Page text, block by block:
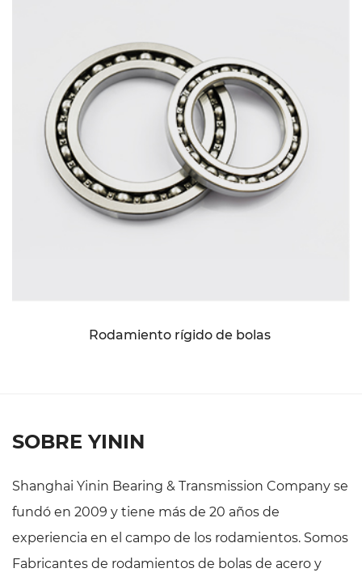
Rodamiento rígido de bolas
SOBRE YININ
Shanghai Yinin Bearing & Transmission Company se
fundó en 2009 y tiene más de 20 años de
experiencia en el campo de los rodamientos. Somos
Fabricantes de rodamientos de bolas de acero y